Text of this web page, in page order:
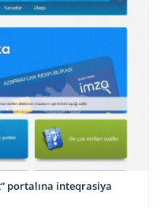
portalına inteqrasiya